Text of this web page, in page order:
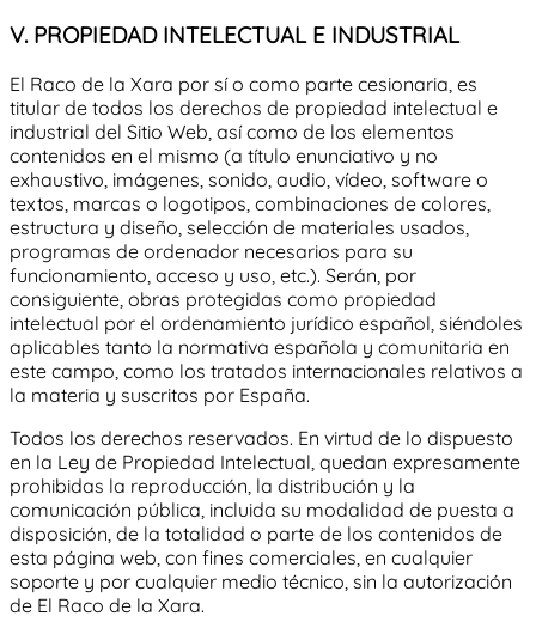
V. PROPIEDAD INTELECTUAL E INDUSTRIAL
El Raco de la Xara por sí o como parte cesionaria, es
titular de todos los derechos de propiedad intelectual e
industrial del Sitio Web, así como de los elementos
contenidos en el mismo (a título enunciativo y no
exhaustivo, imágenes, sonido, audio, vídeo, software o
textos, marcas o logotipos, combinaciones de colores,
estructura y diseño, selección de materiales usados,
programas de ordenador necesarios para su
funcionamiento, acceso y uso, etc.). Serán, por
consiguiente, obras protegidas como propiedad
intelectual por el ordenamiento jurídico español, siéndoles
aplicables tanto la normativa española y comunitaria en
este campo, como los tratados internacionales relativos a
la materia y suscritos por España.
Todos los derechos reservados. En virtud de lo dispuesto
en la Ley de Propiedad Intelectual, quedan expresamente
prohibidas la reproducción, la distribución y la
comunicación pública, incluida su modalidad de puesta a
disposición, de la totalidad o parte de los contenidos de
esta página web, con fines comerciales, en cualquier
soporte y por cualquier medio técnico, sin la autorización
de El Raco de la Xara.